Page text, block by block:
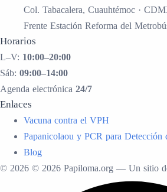
Col. Tabacalera, Cuauhtémoc ·
Frente Estación Reforma del
Horarios
L–V: 10:00–20:00
Sáb: 09:00–14:00
Agenda electrónica 24/7
Enlaces
Vacuna contra el VPH
Papanicolaou y PCR para Detección
Blog
© 2026 © 2026 Papiloma.org — Un sitio